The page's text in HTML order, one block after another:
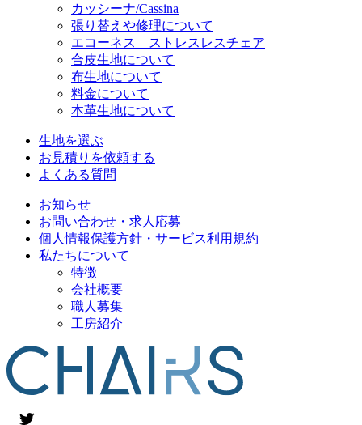
カッシーナ/Cassina
張り替えや修理について
エコーネス ストレスレスチェア
合皮生地について
布生地について
料金について
本革生地について
生地を選ぶ
お見積りを依頼する
よくある質問
お知らせ
お問い合わせ・求人応募
個人情報保護方針・サービス利用規約
私たちについて
特徴
会社概要
職人募集
工房紹介